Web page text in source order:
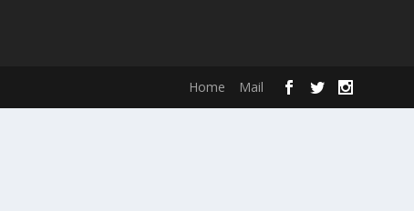
Home Mail